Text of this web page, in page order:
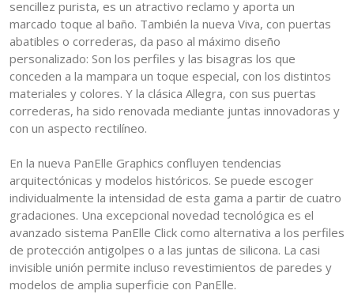
sencillez purista, es un atractivo reclamo y aporta un
marcado toque al baño. También la nueva Viva, con puertas
abatibles o correderas, da paso al máximo diseño
personalizado: Son los perfiles y las bisagras los que
conceden a la mampara un toque especial, con los distintos
materiales y colores. Y la clásica Allegra, con sus puertas
correderas, ha sido renovada mediante juntas innovadoras y
con un aspecto rectilíneo.
En la nueva PanElle Graphics confluyen tendencias
arquitectónicas y modelos históricos. Se puede escoger
individualmente la intensidad de esta gama a partir de cuatro
gradaciones. Una excepcional novedad tecnológica es el
avanzado sistema PanElle Click como alternativa a los perfiles
de protección antigolpes o a las juntas de silicona. La casi
invisible unión permite incluso revestimientos de paredes y
modelos de amplia superficie con PanElle.